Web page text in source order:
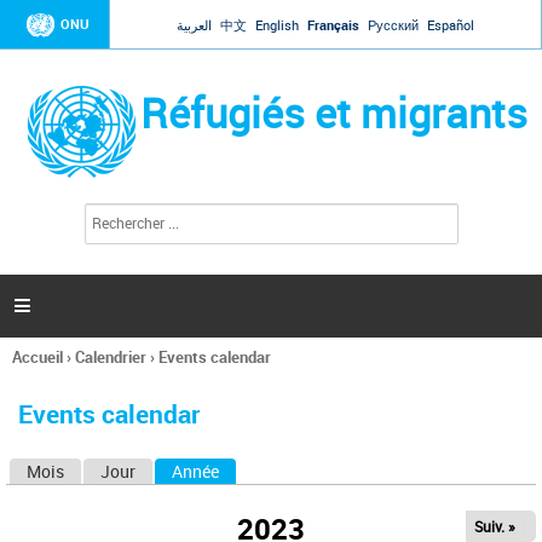
Jump to navigation
ONU العربية 中文 English Français Русский Español
Réfugiés et migrants
l
c
h
e

Vous
ici
Accueil›Calendrier› Events calendar
Events calendar
Mois Jour Année
2023 Suiv. »